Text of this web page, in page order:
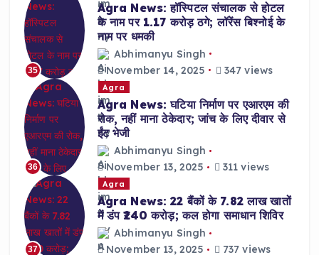
35
Agra News: हॉस्पिटल संचालक से होटल
के नाम पर 1.17 करोड़ ठगे; लॉरेंस बिश्नोई के
नाम पर धमकी
Abhimanyu Singh
November 14, 2025
347 views
36
Agra
Agra News: घटिया निर्माण पर एआरएम की
रोक, नहीं माना ठेकेदार; जांच के लिए दीवार से
ईंट भेजी
Abhimanyu Singh
November 13, 2025
311 views
37
Agra
Agra News: 22 बैंकों के 7.82 लाख खातों
में डंप ₹240 करोड़; कल होगा समाधान शिविर
Abhimanyu Singh
November 13, 2025
737 views